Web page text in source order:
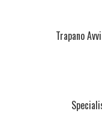
Trapano